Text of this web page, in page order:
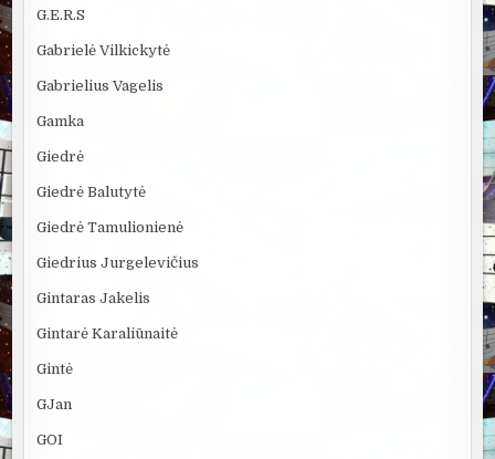
G.E.R.S
Gabrielė Vilkickytė
Gabrielius Vagelis
Gamka
Giedrė
Giedrė Balutytė
Giedrė Tamulionienė
Giedrius Jurgelevičius
Gintaras Jakelis
Gintarė Karaliūnaitė
Gintė
GJan
GOI